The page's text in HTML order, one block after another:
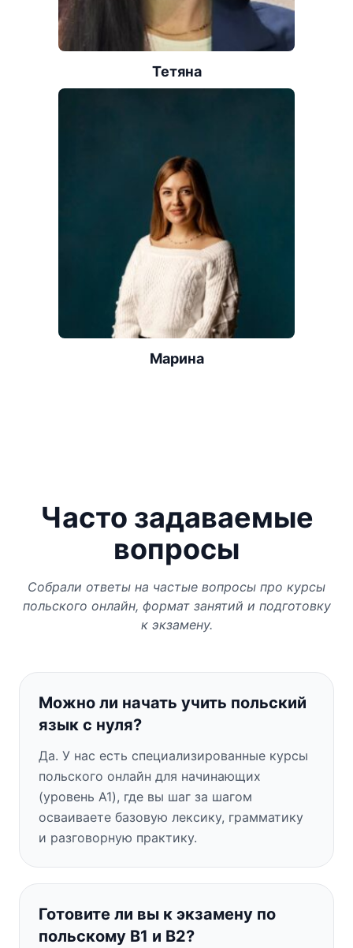
Тетяна
Марина
Часто задаваемые
вопросы
Собрали ответы на частые вопросы про курсы
польского онлайн, формат занятий и подготовку
к экзамену.
Можно ли начать учить польский
язык с нуля?
Да. У нас есть специализированные курсы
польского онлайн для начинающих
(уровень A1), где вы шаг за шагом
осваиваете базовую лексику, грамматику
и разговорную практику.
Готовите ли вы к экзамену по
польскому B1 и B2?